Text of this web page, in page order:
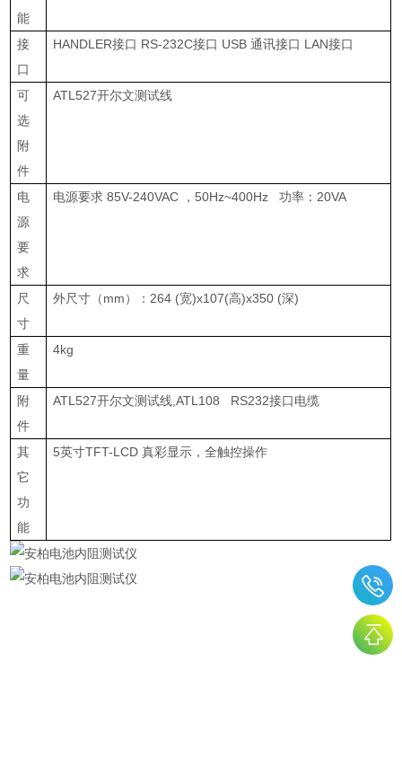
能
接
口
HANDLER接口 RS-232C接口 USB通讯接口 LAN接口
可
选
附
件
ATL527开尔文测试线
电
源
要
求
电源要求 85V-240VAC ，50Hz~400Hz功率： 20VA
尺
寸
外尺寸（mm）： 264 (宽)x107(高)x350 (深)
重
量
4kg
附
件
ATL527开尔文测试线 ,ATL108 RS232接口电缆
其
它
功
能
5英寸TFT-LCD真彩显示，全触控操作